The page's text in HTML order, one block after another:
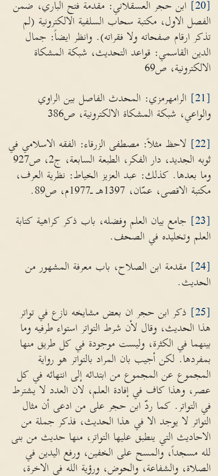
[20]
ابن حجر العسقلاني: مقدمة فتح الباري، ضمن
الفصل الاول، مكتبة سحاب السلفية الالكترونية (لم
تذكر ارقام صفحاته ولا فقراته). وانظر ايضاً: جمال
الدين القاسمي: قواعد التحديث، شبكة المشكاة
الالكترونية، ص69
[21]
الرامهرمزي: المحدث الفاصل بين الراوي
والواعي، شبكة المشكاة الالكترونية، ص386
[22]
لاحظ مثلاً: مصطفى الزرقاء: الفقه الاسلامي في
ثوبه الجديد، دار الفكر، الطبعة السابعة، ج2، ص927
وما بعدها. كذلك: عبد العزيز الخياط: نظرية العرف،
مكتبة الاقصى، عمّان، 1397هـ ـ1977م، ص89.
[23]
جامع بيان العلم وفضله، باب ذكر كراهية كتابة
العلم وتخليده في الصحف.
[24]
مقدمة ابن الصلاح، باب معرفة المشهور من
الحديث.
[25]
ذكر ابن حجر ان بعض مشايخه نازع في تواتر
هذا الحديث، وقال لأن شرط التواتر استواء طرفيه وما
بينهما في الكثرة، وليست موجودة في كل طريق منها
بمفردها. لكن أجيب بان المراد بالتواتر هو رواية
المجموع عن المجموع من ابتدائه إلى انتهائه في كل
عصر، وهذا كاف في إفادة العلم، لان العدد لا يشترط
في التواتر. كما ردّ ابن حجر على من ادعى أن مثال
التواتر لا يوجد الا في هذا الحديث، فذكر جملة من
الاحاديث التي ينطبق عليها التواتر، منها حديث من بنى
لله مسجداً، والمسح على الخفين، ورفع اليدين في
الصلاة، والشفاعة، والحوض، ورؤية الله في الاخرة،